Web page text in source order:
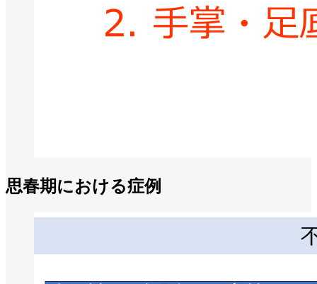
思春期における症例